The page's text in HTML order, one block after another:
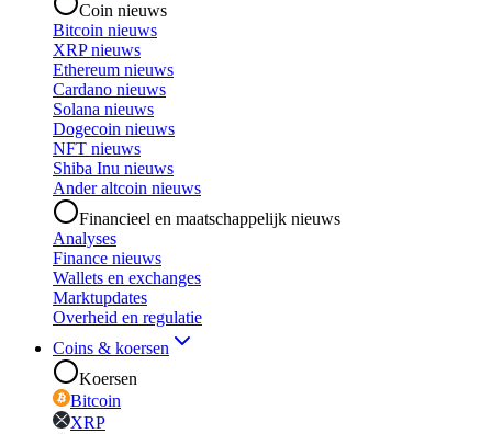
Coin nieuws
Bitcoin nieuws
XRP nieuws
Ethereum nieuws
Cardano nieuws
Solana nieuws
Dogecoin nieuws
NFT nieuws
Shiba Inu nieuws
Ander altcoin nieuws
Financieel en maatschappelijk nieuws
Analyses
Finance nieuws
Wallets en exchanges
Marktupdates
Overheid en regulatie
Coins & koersen
Koersen
Bitcoin
XRP